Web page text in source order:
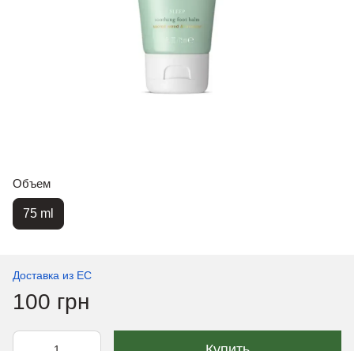
Объем
75 ml
Доставка из ЕС
100 грн